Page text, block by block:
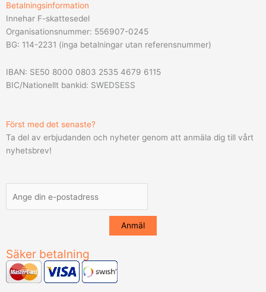
Betalningsinformation
Innehar F-skattesedel
Organisationsnummer: 556907-0245
BG: 114-2231 (inga betalningar utan referensnummer)
IBAN: SE50 8000 0803 2535 4679 6115
BIC/Nationellt bankid: SWEDSESS
Först med det senaste?
Ta del av erbjudanden och nyheter genom att anmäla dig till vårt
nyhetsbrev!
Säker betalning